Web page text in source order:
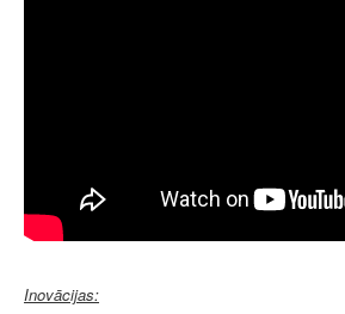
Inovācijas: